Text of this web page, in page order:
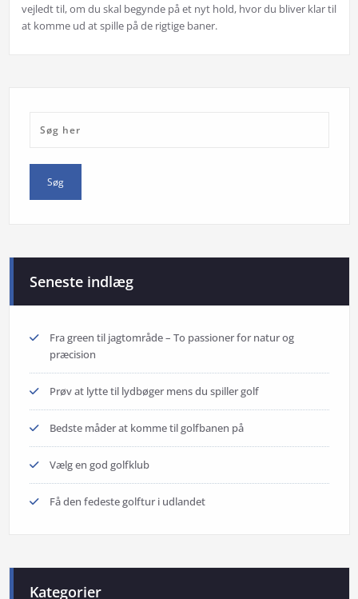
vejledt til, om du skal begynde på et nyt hold, hvor du bliver klar til
at komme ud at spille på de rigtige baner.
Seneste indlæg
Fra green til jagtområde – To passioner for natur og
præcision
Prøv at lytte til lydbøger mens du spiller golf
Bedste måder at komme til golfbanen på
Vælg en god golfklub
Få den fedeste golftur i udlandet
Kategorier